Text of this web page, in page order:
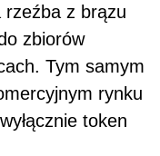
rzeźba z brązu
zbiorów
Tym samym
rynku
token